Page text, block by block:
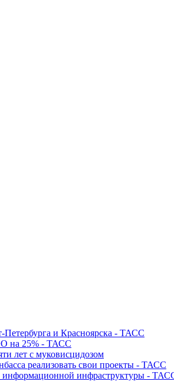
и Красноярска - ТАСС
на 25% - ТАСС
лет с муковисцидозом
реализовать свои проекты - ТАСС
информационной инфраструктуры -